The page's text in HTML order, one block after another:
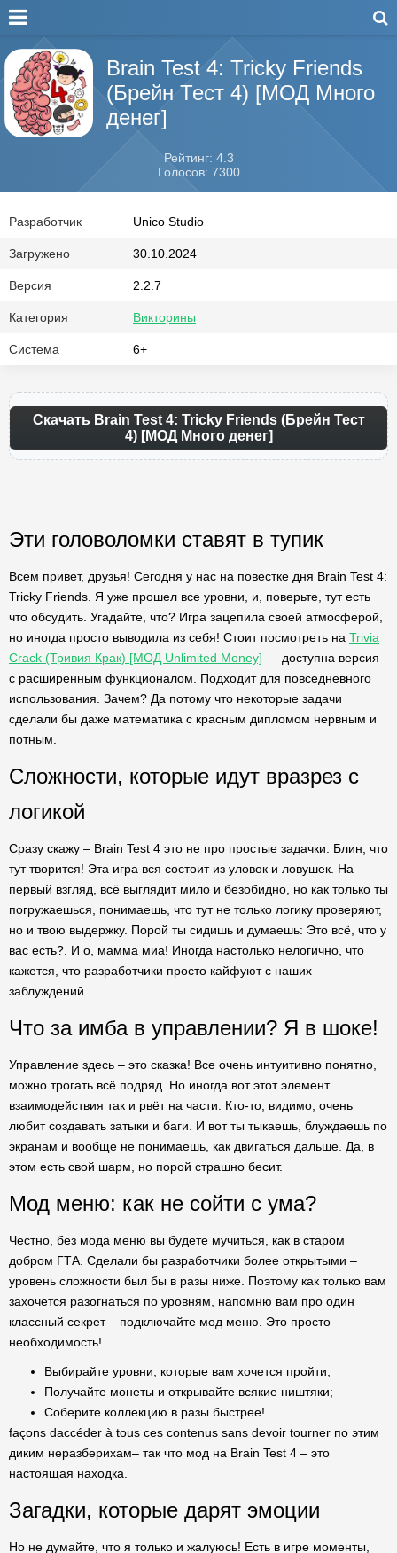
Brain Test 4: Tricky Friends
(Брейн Тест 4) [МОД Много
денег]
Рейтинг: 4.3
Голосов: 7300
Разработчик Unico Studio
Загружено 30.10.2024
Версия 2.2.7
Категория Викторины
Система 6+
Скачать Brain Test 4: Tricky Friends (Брейн Тест
4) [МОД Много денег]
Эти головоломки ставят в тупик
Всем привет, друзья! Сегодня у нас на повестке дня Brain Test 4:
Tricky Friends. Я уже прошел все уровни, и, поверьте, тут есть
что обсудить. Угадайте, что? Игра зацепила своей атмосферой,
но иногда просто выводила из себя! Стоит посмотреть на Trivia
Crack (Тривия Крак) [МОД Unlimited Money] — доступна версия
с расширенным функционалом. Подходит для повседневного
использования. Зачем? Да потому что некоторые задачи
сделали бы даже математика с красным дипломом нервным и
потным.
Сложности, которые идут вразрез с
логикой
Сразу скажу – Brain Test 4 это не про простые задачки. Блин, что
тут творится! Эта игра вся состоит из уловок и ловушек. На
первый взгляд, всё выглядит мило и безобидно, но как только ты
погружаешься, понимаешь, что тут не только логику проверяют,
но и твою выдержку. Порой ты сидишь и думаешь: Это всё, что у
вас есть?. И о, мамма миа! Иногда настолько нелогично, что
кажется, что разработчики просто кайфуют с наших
заблуждений.
Что за имба в управлении? Я в шоке!
Управление здесь – это сказка! Все очень интуитивно понятно,
можно трогать всё подряд. Но иногда вот этот элемент
взаимодействия так и рвёт на части. Кто-то, видимо, очень
любит создавать затыки и баги. И вот ты тыкаешь, блуждаешь по
экранам и вообще не понимаешь, как двигаться дальше. Да, в
этом есть свой шарм, но порой страшно бесит.
Мод меню: как не сойти с ума?
Честно, без мода меню вы будете мучиться, как в старом
добром ГТА. Сделали бы разработчики более открытыми –
уровень сложности был бы в разы ниже. Поэтому как только вам
захочется разогнаться по уровням, напомню вам про один
классный секрет – подключайте мод меню. Это просто
необходимость!
Выбирайте уровни, которые вам хочется пройти;
Получайте монеты и открывайте всякие ништяки;
Соберите коллекцию в разы быстрее!
façons daccéder à tous ces contenus sans devoir tourner по этим
диким неразберихам– так что мод на Brain Test 4 – это
настоящая находка.
Загадки, которые дарят эмоции
Но не думайте, что я только и жалуюсь! Есть в игре моменты,